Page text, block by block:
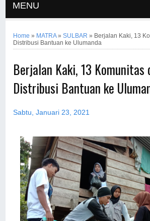
MENU
Home » MATRA»SULBAR » Berjalan Kaki, 13
Distribusi Bantuan ke Ulumanda
Berjalan Kaki, 13 Komunitas
Distribusi Bantuan ke
Sabtu, Januari 23, 2021